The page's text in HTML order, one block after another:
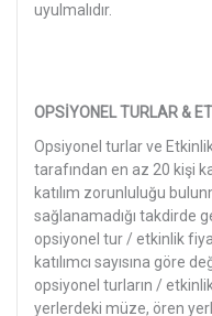
uyulmalıdır.
OPSİYONEL TURLAR &
Opsiyonel turlar ve
tarafından en az 20 kişi
katılım zorunluluğu
sağlanamadığı takdirde
opsiyonel tur / etkinlik
katılımcı sayısına göre
opsiyonel turların /
yerlerdeki müze, ören